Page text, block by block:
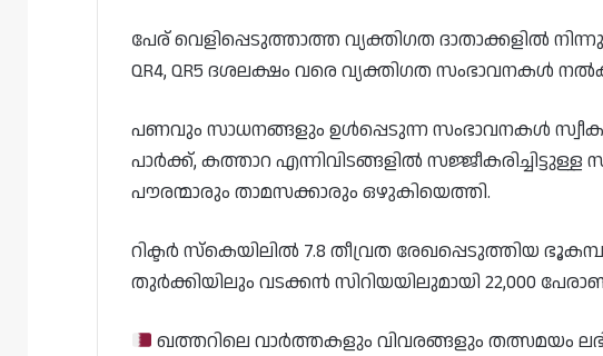
പേര് വെളിപ്പെടുത്താത്ത വ്യക്തിഗത ദാതാക്കളിൽ
QR4, QR5 ദശലക്ഷം വരെ വ്യക്തിഗത സംഭാവനകൾ
പണവും സാധനങ്ങളും ഉൾപ്പെടുന്ന സംഭാവനകൾ
പാർക്ക്, കത്താറ എന്നിവിടങ്ങളിൽ സജ്ജീകരിച്ചിട്ടുള്ള
പൗരന്മാരും താമസക്കാരും ഒഴുകിയെത്തി.
റിക്ടർ സ്‌കെയിലിൽ 7.8 തീവ്രത രേഖപ്പെടുത്തിയ
തുർക്കിയിലും വടക്കൻ സിറിയയിലുമായി 22,000 പേരാണ്
ഖത്തറിലെ വാർത്തകളും വിവരങ്ങളും തത്സമയം